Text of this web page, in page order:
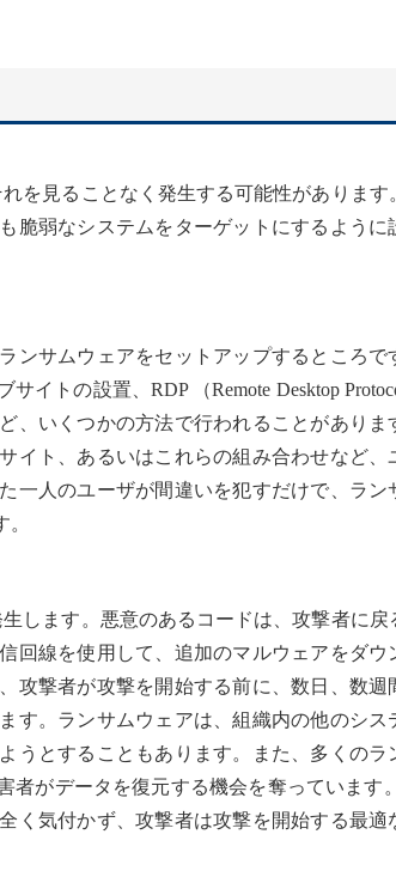
を見ることなく発生する可能性があります
脆弱なシステムをターゲットにするように
ンサムウェアをセットアップするところで
イトの設置、RDP （Remote Desktop
、いくつかの方法で行われることがありま
イト、あるいはこれらの組み合わせなど、
一人のユーザが間違いを犯すだけで、ラン
します。悪意のあるコードは、攻撃者に戻
回線を使用して、追加のマルウェアをダウ
攻撃者が攻撃を開始する前に、数日、数週
す。ランサムウェアは、組織内の他のシス
うとすることもあります。また、多くのラ
者がデータを復元する機会を奪っています
く気付かず、攻撃者は攻撃を開始する最適